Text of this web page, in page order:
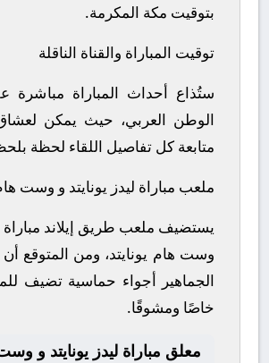
بتوقيت مكة المكرمة.
توقيت المباراة والقناة الناقلة
ستُذاع أحداث المباراة مباشرة
الوطن العربي، حيث يمكن
متابعة كل تفاصيل اللقاء لحظة
ملعب مباراة ليدز يونايتد و وست
يستضيف ملعب طريق إيلاند مباراة
وست هام يونايتد، ومن المتوقع
الجماهير أجواء حماسية تضيف
خاصًا ومشوقًا.
معلق مباراة ليدز يونايتد و